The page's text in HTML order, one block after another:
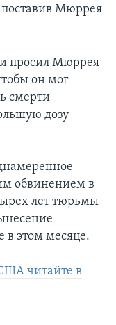
поставив Мюррея
просил Мюррея
он мог
смерти
дозу
обвинением в
лет тюрьмы
в этом месяце.
читайте в